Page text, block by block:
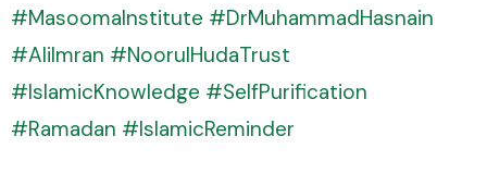
#MasoomaInstitute #DrMuhammadHasnain
#AliImran #NoorulHudaTrust
#IslamicKnowledge #SelfPurification
#Ramadan #IslamicReminder